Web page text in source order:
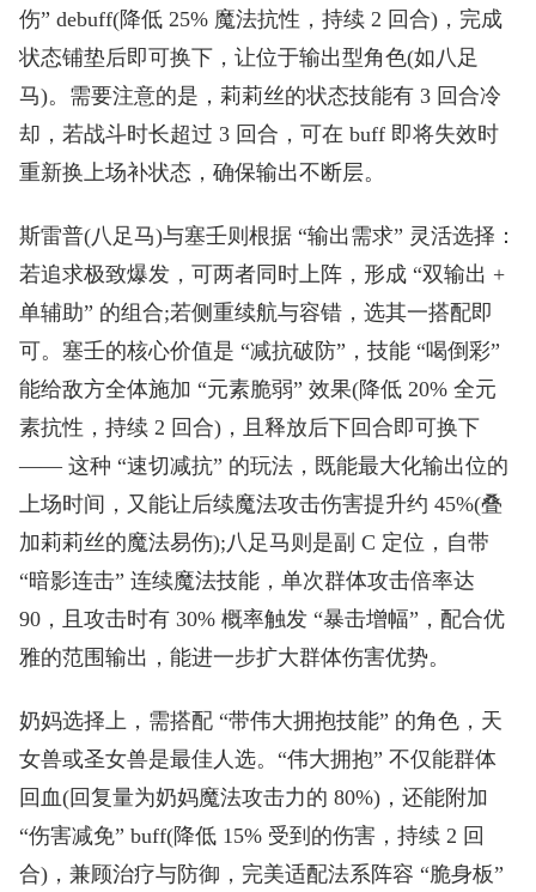
伤” debuff(降低 25% 魔法抗性，持续 2 回合)，完成
状态铺垫后即可换下，让位于输出型角色(如八足
马)。需要注意的是，莉莉丝的状态技能有 3 回合冷
却，若战斗时长超过 3 回合，可在 buff 即将失效时
重新换上场补状态，确保输出不断层。
斯雷普(八足马)与塞壬则根据 “输出需求” 灵活选择：
若追求极致爆发，可两者同时上阵，形成 “双输出 +
单辅助” 的组合;若侧重续航与容错，选其一搭配即
可。塞壬的核心价值是 “减抗破防”，技能 “喝倒彩”
能给敌方全体施加 “元素脆弱” 效果(降低 20% 全元
素抗性，持续 2 回合)，且释放后下回合即可换下
—— 这种 “速切减抗” 的玩法，既能最大化输出位的
上场时间，又能让后续魔法攻击伤害提升约 45%(叠
加莉莉丝的魔法易伤);八足马则是副 C 定位，自带
“暗影连击” 连续魔法技能，单次群体攻击倍率达
90，且攻击时有 30% 概率触发 “暴击增幅”，配合优
雅的范围输出，能进一步扩大群体伤害优势。
奶妈选择上，需搭配 “带伟大拥抱技能” 的角色，天
女兽或圣女兽是最佳人选。“伟大拥抱” 不仅能群体
回血(回复量为奶妈魔法攻击力的 80%)，还能附加
“伤害减免” buff(降低 15% 受到的伤害，持续 2 回
合)，兼顾治疗与防御，完美适配法系阵容 “脆身板”